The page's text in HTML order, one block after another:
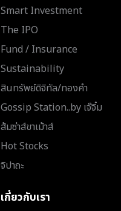
Smart Investment
The IPO
Fund / Insurance
Sustainability
สินทรัพย์ดิจิทัล/ทองคำ
Gossip Station..by เจ๊จิ๋ม
ส้มซ่าส์ขาเม้าส์
Hot Stocks
จิปาถะ
เกี่ยวกับเรา